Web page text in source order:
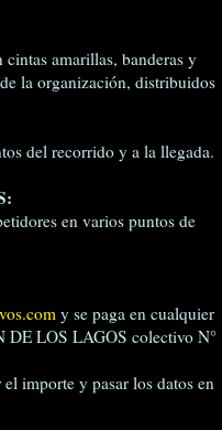
amarillas, banderas y
la organización, distribuidos
del recorrido y a la llegada.
en varios puntos de
y se paga en cualquier
LOS LAGOS colectivo N°
importe y pasar los datos en